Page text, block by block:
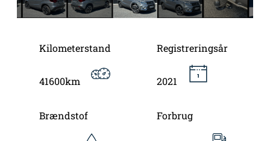
Kilometerstand
41600km
Registreringsår
2021
Brændstof Forbrug